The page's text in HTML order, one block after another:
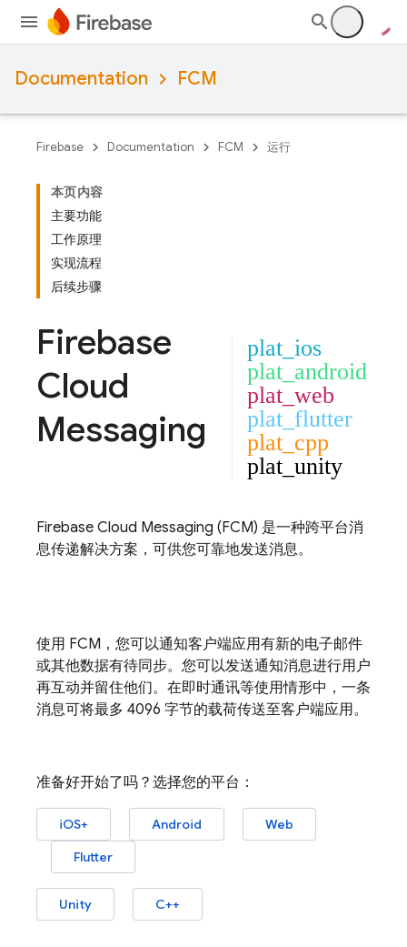
Documentation FCM
Firebase Documentation FCM 运行
本页内容
主要功能
工作原理
实现流程
后续步骤
Firebase
Cloud
Messaging
plat_ios
plat_android
plat_web
plat_flutter
plat_cpp
plat_unity
Firebase Cloud Messaging (FCM) 是一种跨平台消
息传递解决方案，可供您可靠地发送消息。
使用 FCM ，您可以通知客户端应用有新的电子邮件
或其他数据有待同步。您可以发送通知消息进行用户
再互动并留住他们。在即时通讯等使用情形中，一条
消息可将最多 4096 字节的载荷传送至客户端应用。
准备好开始了吗？选择您的平台：
iOS+ Android
Web
Flutter
Unity C++